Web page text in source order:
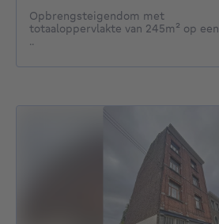
Opbrengsteigendom met
totaaloppervlakte van 245m² op een
..